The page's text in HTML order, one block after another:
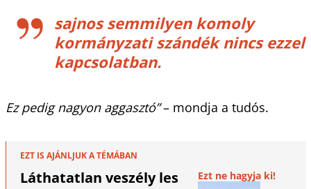
sajnos semmilyen komoly
kormányzati szándék nincs ezzel
kapcsolatban.
Ez pedig nagyon aggasztó”– mondja a tudós.
EZT IS AJÁNLJUK A TÉMÁBAN
Láthatatlan veszély les
Ezt ne hagyja ki!